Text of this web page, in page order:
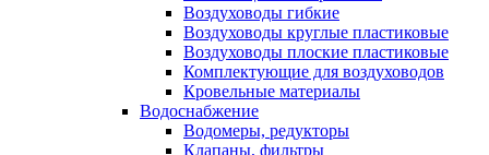
Воздуховоды гибкие
Воздуховоды круглые пластиковые
Воздуховоды плоские пластиковые
Комплектующие для воздуховодов
Кровельные материалы
Водоснабжение
Водомеры, редукторы
Клапаны, фильтры